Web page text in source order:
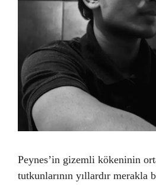
Peynes’in gizemli kökeninin
tutkunlarının yıllardır